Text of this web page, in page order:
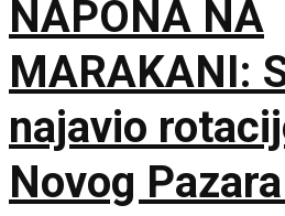
NAPONA NA
MARAKANI:
najavio
Novog